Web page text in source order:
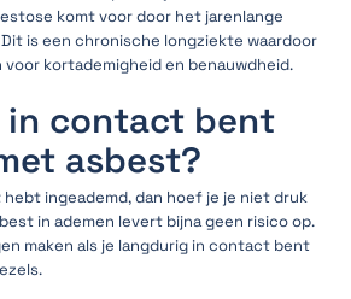
komt voor door het jarenlange
is een chronische longziekte waardoor
kortademigheid en benauwdheid.
in contact bent
asbest?
hebt ingeademd, dan hoef je je niet druk
in ademen levert bijna geen risico op.
maken als je langdurig in contact bent